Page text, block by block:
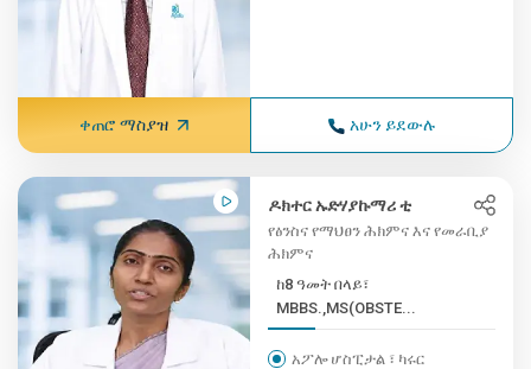
ቀጠሮ ማስያዝ አሁን ይደውሉ
ዶክተር ኡድሃያኩማሪ ቲ
የፅንስና የማህፀን ሕክምና እና የመራቢያ
ሕክምና
ከ8 ዓመት በላይ፣
MBBS.,MS(OBSTE...
አፖሎ ሆስፒታል ፣ ካሩር